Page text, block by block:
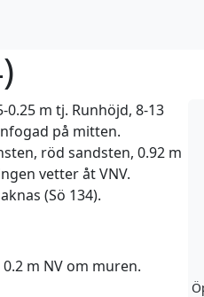
)
0.25 m tj. Runhöjd, 8-13
på mitten.
röd sandsten, 0.92 m
vetter åt VNV.
(Sö 134).
m NV om muren.